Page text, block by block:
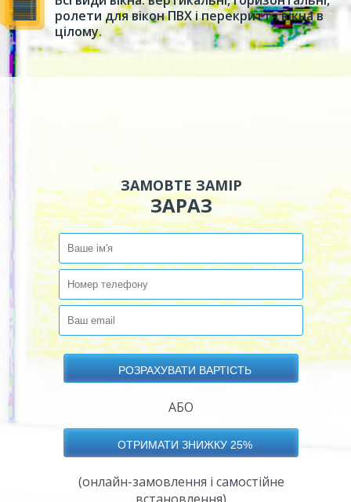
ролети для вікон ПВХ і перекриття вікна в
цілому.
ЗАМОВТЕ ЗАМІР
ЗАРАЗ
АБО
(онлайн-замовлення і самостійне